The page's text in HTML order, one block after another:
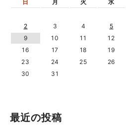
日
月 火 水
2
3 4 5
9
10 11 12
16
17 18 19
23
24 25 26
30
31
最近の投稿